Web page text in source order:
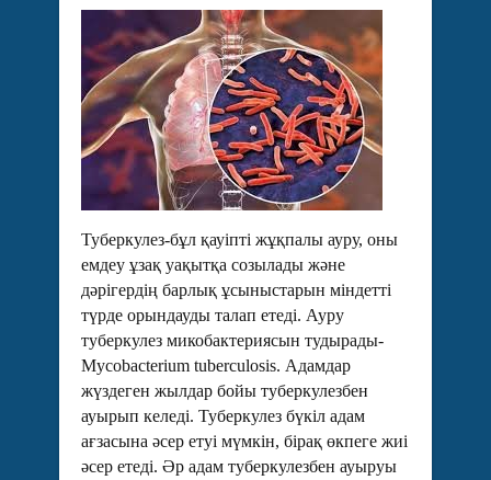
Туберкулез-бұл қауіпті жұқпалы ауру, оны
емдеу ұзақ уақытқа созылады және
дәрігердің барлық ұсыныстарын міндетті
түрде орындауды талап етеді. Ауру
туберкулез микобактериясын тудырады-
Mycobacterium tuberculosis. Адамдар
жүздеген жылдар бойы туберкулезбен
ауырып келеді. Туберкулез бүкіл адам
ағзасына әсер етуі мүмкін, бірақ өкпеге жиі
әсер етеді. Әр адам туберкулезбен ауыруы